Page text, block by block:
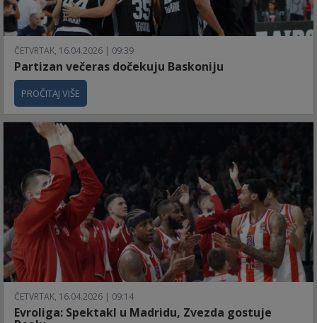
ČETVRTAK, 16.04.2026 | 09:39
Partizan večeras dočekuju Baskoniju
PROČITAJ VIŠE
ČETVRTAK, 16.04.2026 | 09:14
Evroliga: Spektakl u Madridu, Zvezda gostuje